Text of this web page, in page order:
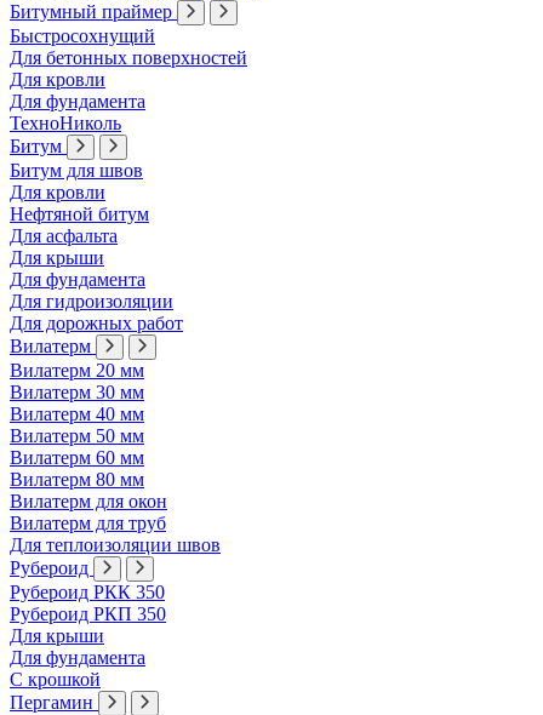
Битумный праймер
Быстросохнущий
Для бетонных поверхностей
Для кровли
Для фундамента
ТехноНиколь
Битум
Битум для швов
Для кровли
Нефтяной битум
Для асфальта
Для крыши
Для фундамента
Для гидроизоляции
Для дорожных работ
Вилатерм
Вилатерм 20 мм
Вилатерм 30 мм
Вилатерм 40 мм
Вилатерм 50 мм
Вилатерм 60 мм
Вилатерм 80 мм
Вилатерм для окон
Вилатерм для труб
Для теплоизоляции швов
Рубероид
Рубероид РКК 350
Рубероид РКП 350
Для крыши
Для фундамента
С крошкой
Пергамин